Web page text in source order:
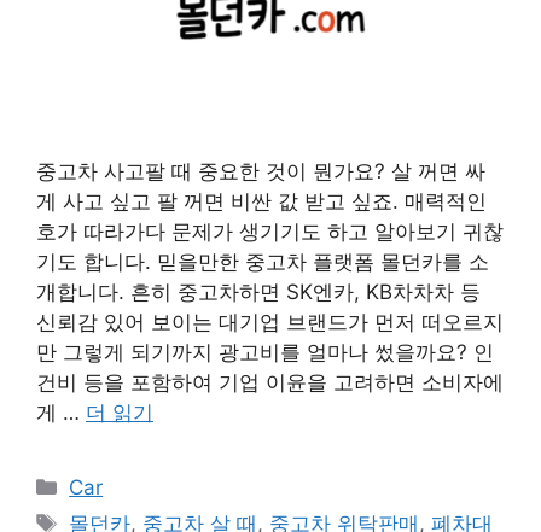
중고차 사고팔 때 중요한 것이 뭔가요? 살 꺼면 싸
게 사고 싶고 팔 꺼면 비싼 값 받고 싶죠. 매력적인
호가 따라가다 문제가 생기기도 하고 알아보기 귀찮
기도 합니다. 믿을만한 중고차 플랫폼 몰던카를 소
개합니다. 흔히 중고차하면 SK엔카, KB차차차 등
신뢰감 있어 보이는 대기업 브랜드가 먼저 떠오르지
만 그렇게 되기까지 광고비를 얼마나 썼을까요? 인
건비 등을 포함하여 기업 이윤을 고려하면 소비자에
게 … 더 읽기
카
테
Car
태
몰던카, 중고차 살 때 , 중고차 위탁판매 ,폐차대